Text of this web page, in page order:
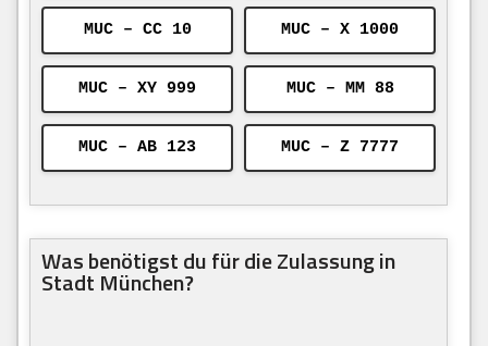
MUC – CC 10 MUC – X 1000
MUC – XY 999 MUC – MM 88
MUC – AB 123 MUC – Z 7777
Was benötigst du für die Zulassung in
Stadt München?